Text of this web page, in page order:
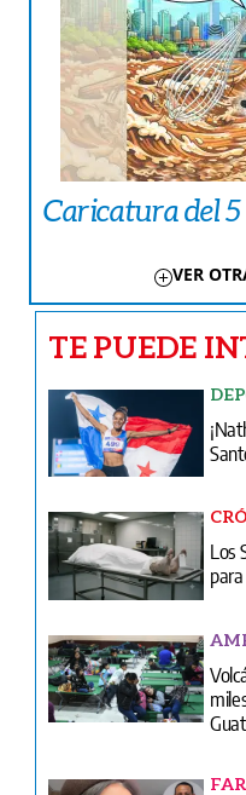
Caricatura del
VER
TE PUEDE
Los